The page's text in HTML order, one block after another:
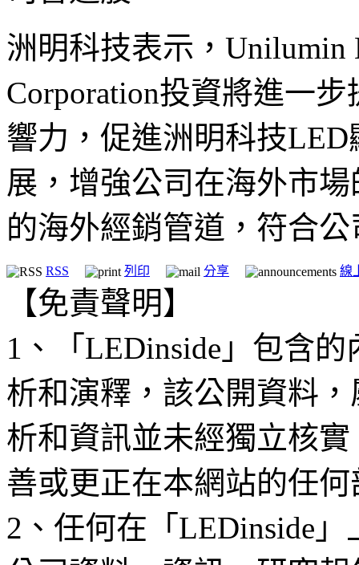
洲明科技表示，Unilumin
Corporation投資將進一
響力，促進洲明科技
展，增強公司在海外市
的海外經銷管道，符合
RSS 列印 分享 線
【免責聲明】
1、「LEDinside」包含
析和演釋，該公開資料
析和資訊並未經獨立核
善或更正在本網站的任
2、任何在「LEDinside